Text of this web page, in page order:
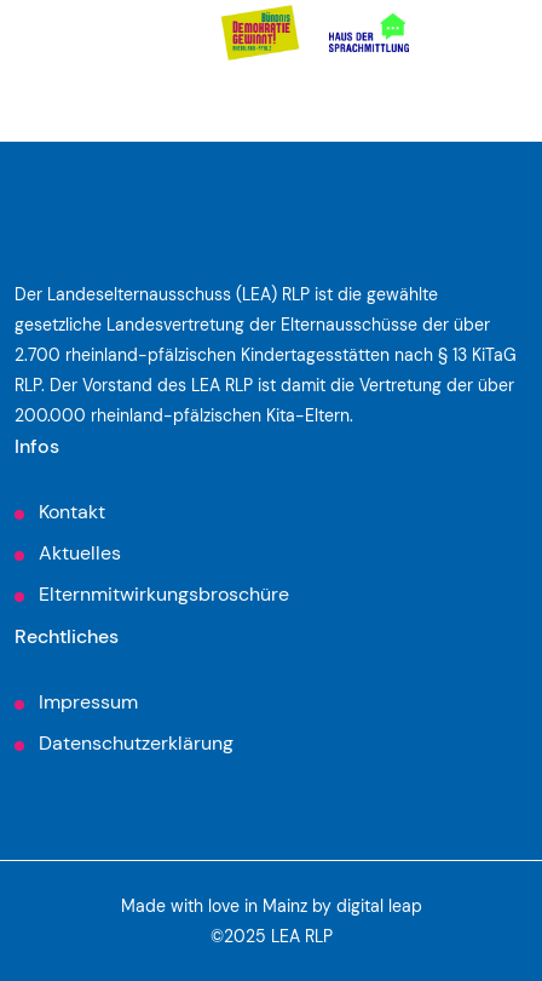
Der Landeselternausschuss (LEA) RLP ist die gewählte
gesetzliche Landesvertretung der Elternausschüsse der über
2.700 rheinland-pfälzischen Kindertagesstätten nach § 13 KiTaG
RLP. Der Vorstand des LEA RLP ist damit die Vertretung der über
200.000 rheinland-pfälzischen Kita-Eltern.
Infos
Kontakt
Aktuelles
Elternmitwirkungsbroschüre
Rechtliches
Impressum
Datenschutzerklärung
©2025 LEA RLP
Made with love in Mainz by digital leap